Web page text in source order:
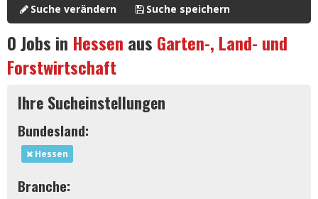
Suche verändern Suche speichern
0Jobs in Hessen aus Garten-, Land- und
Forstwirtschaft
Ihre Sucheinstellungen
Bundesland:
Hessen
Branche: